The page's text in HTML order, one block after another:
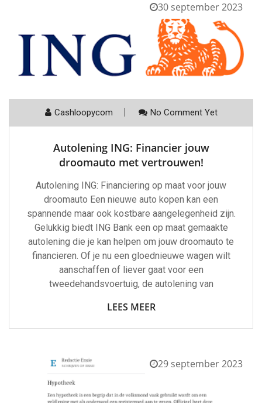
30 september 2023
Cashloopycom No Comment Yet
Autolening ING: Financier jouw
droomauto met vertrouwen!
Autolening ING: Financiering op maat voor jouw
droomauto Een nieuwe auto kopen kan een
spannende maar ook kostbare aangelegenheid zijn.
Gelukkig biedt ING Bank een op maat gemaakte
autolening die je kan helpen om jouw droomauto te
financieren. Of je nu een gloednieuwe wagen wilt
aanschaffen of liever gaat voor een
tweedehandsvoertuig, de autolening van
LEES MEER
29 september 2023